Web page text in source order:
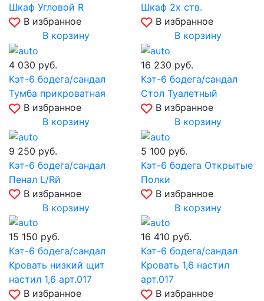
Шкаф Угловой R
В избранное
В корзину
Шкаф 2х ств.
В избранное
В корзину
4 030 руб.
Кэт-6 бодега/сандал
Тумба прикроватная
В избранное
В корзину
16 230 руб.
Кэт-6 бодега/сандал
Стол Туалетный
В избранное
В корзину
9 250 руб.
Кэт-6 бодега/сандал
Пенал L/Rй
В избранное
В корзину
5 100 руб.
Кэт-6 бодега Открытые
Полки
В избранное
В корзину
15 150 руб.
Кэт-6 бодега/сандал
Кровать низкий щит
настил 1,6 арт.017
В избранное
16 410 руб.
Кэт-6 бодега/сандал
Кровать 1,6 настил
арт.017
В избранное